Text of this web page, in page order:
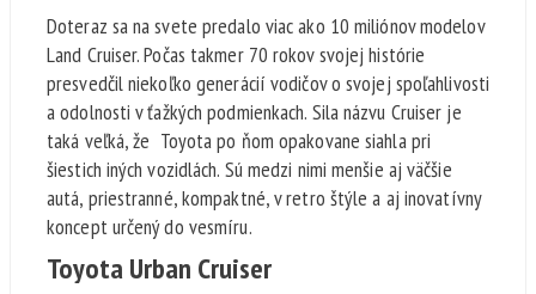
Doteraz sa na svete predalo viac ako 10 miliónov modelov
Land Cruiser. Počas takmer 70 rokov svojej histórie
presvedčil niekoľko generácií vodičov o svojej spoľahlivosti
a odolnosti v ťažkých podmienkach. Sila názvu Cruiser je
taká veľká, že Toyota po ňom opakovane siahla pri
šiestich iných vozidlách. Sú medzi nimi menšie aj väčšie
autá, priestranné, kompaktné, v retro štýle a aj inovatívny
koncept určený do vesmíru.
Toyota Urban Cruiser